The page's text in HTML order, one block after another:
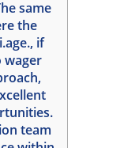
same
the
if
wager
team